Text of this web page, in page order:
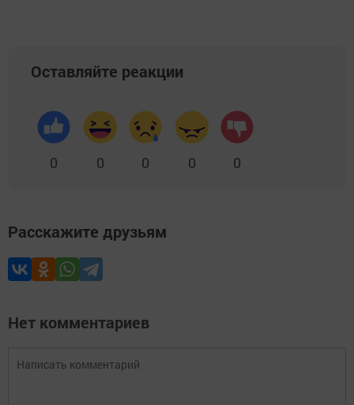
Оставляйте реакции
0 0 0 0 0
Расскажите друзьям
Нет комментариев